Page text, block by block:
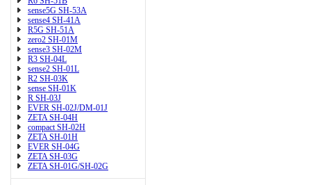
sense5G SH-53A
sense4 SH-41A
R5G SH-51A
zero2 SH-01M
sense3 SH-02M
R3 SH-04L
sense2 SH-01L
R2 SH-03K
sense SH-01K
R SH-03J
EVER SH-02J/DM-01J
ZETA SH-04H
compact SH-02H
ZETA SH-01H
EVER SH-04G
ZETA SH-03G
ZETA SH-01G/SH-02G